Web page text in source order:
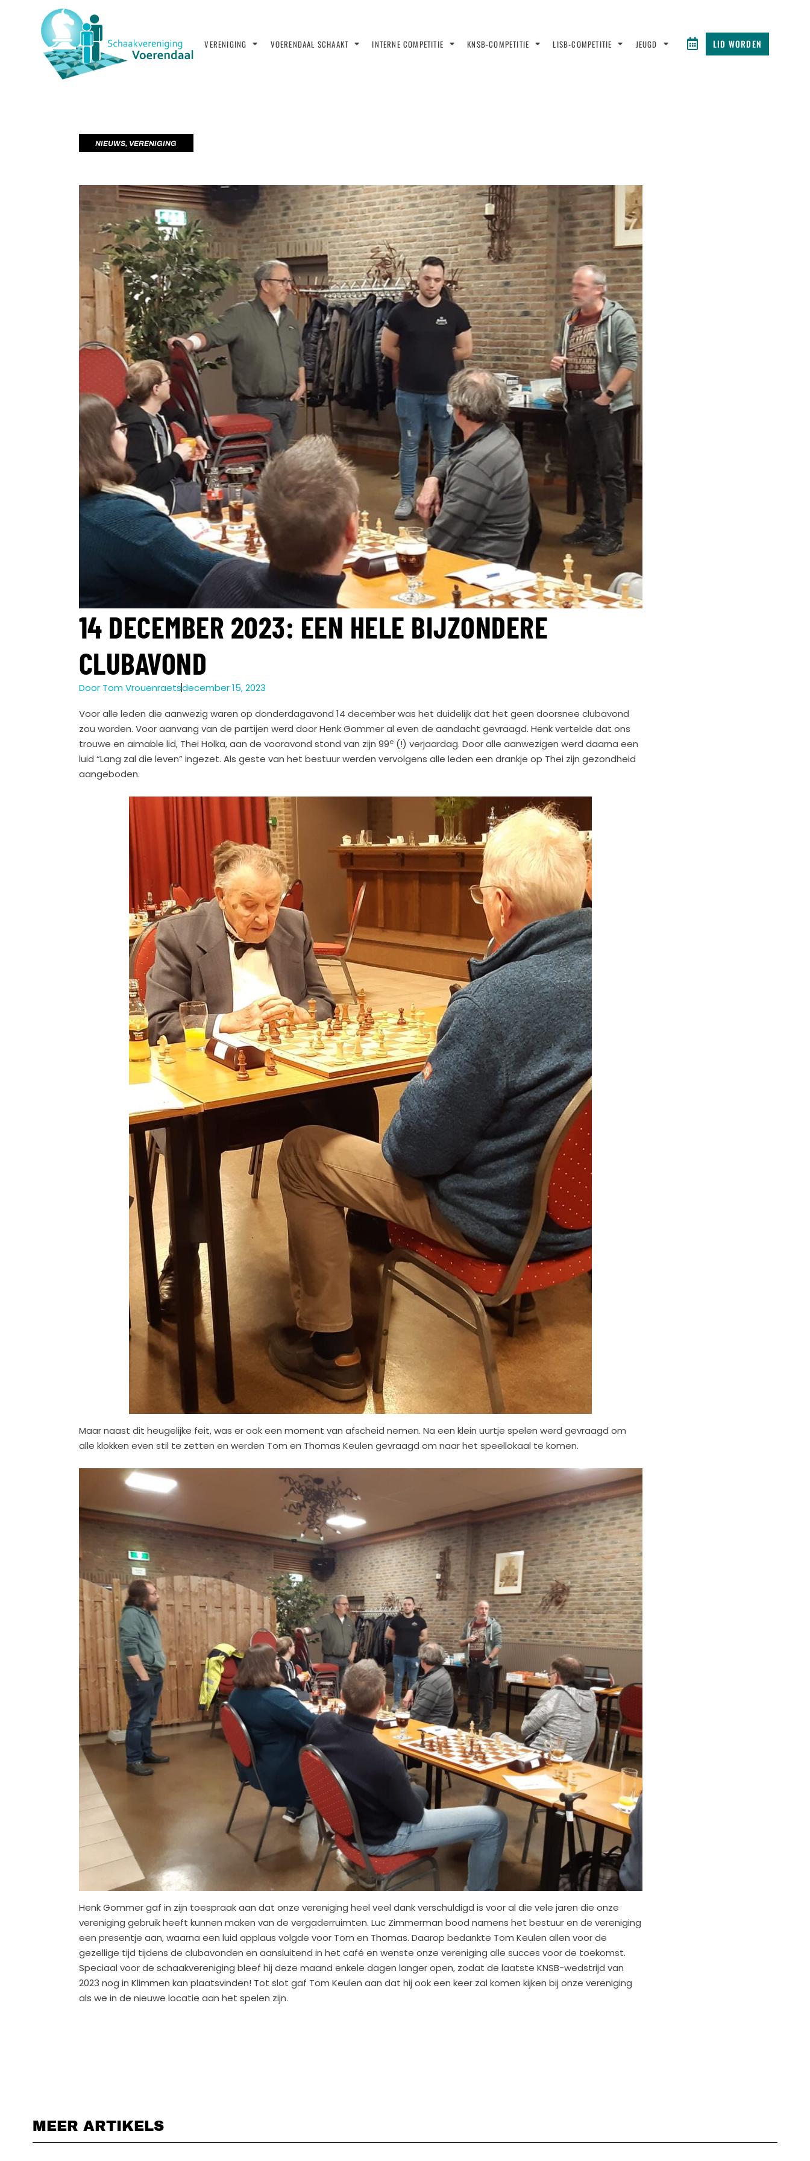
VERENIGING VOERENDAAL SCHAAKT INTERNE COMPETITIE KNSB-COMPETITIE LISB-COMPETITIE JEUGD LID WORDEN
NIEUWS, VERENIGING
14 DECEMBER 2023: EEN HELE BIJZONDERE
CLUBAVOND
DoorTom Vrouenraetsdecember 15, 2023
Voor alle leden die aanwezig waren op donderdagavond 14 december was het duidelijk dat het geen doorsnee clubavond
zou worden. Voor aanvang van de partijen werd door Henk Gommer al even de aandacht gevraagd. Henk vertelde dat ons
trouwe en aimable lid, Thei Holka, aan de vooravond stond van zijn 99e(!) verjaardag. Door alle aanwezigen werd daarna een
luid “Lang zal die leven” ingezet. Als geste van het bestuur werden vervolgens alle leden een drankje op Thei zijn gezondheid
aangeboden.
Maar naast dit heugelijke feit, was er ook een moment van afscheid nemen. Na een klein uurtje spelen werd gevraagd om
alle klokken even stil te zetten en werden Tom en Thomas Keulen gevraagd om naar het speellokaal te komen.
Henk Gommer gaf in zijn toespraak aan dat onze vereniging heel veel dank verschuldigd is voor al die vele jaren die onze
vereniging gebruik heeft kunnen maken van de vergaderruimten. Luc Zimmerman bood namens het bestuur en de vereniging
een presentje aan, waarna een luid applaus volgde voor Tom en Thomas. Daarop bedankte Tom Keulen allen voor de
gezellige tijd tijdens de clubavonden en aansluitend in het café en wenste onze vereniging alle succes voor de toekomst.
Speciaal voor de schaakvereniging bleef hij deze maand enkele dagen langer open, zodat de laatste KNSB-wedstrijd van
2023 nog in Klimmen kan plaatsvinden! Tot slot gaf Tom Keulen aan dat hij ook een keer zal komen kijken bij onze vereniging
als we in de nieuwe locatie aan het spelen zijn.
MEER ARTIKELS